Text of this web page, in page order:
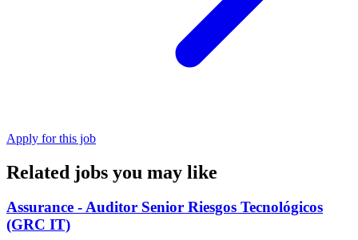
Apply for this job
Related jobs you may like
Assurance - Auditor Senior Riesgos Tecnológicos
(GRC IT)